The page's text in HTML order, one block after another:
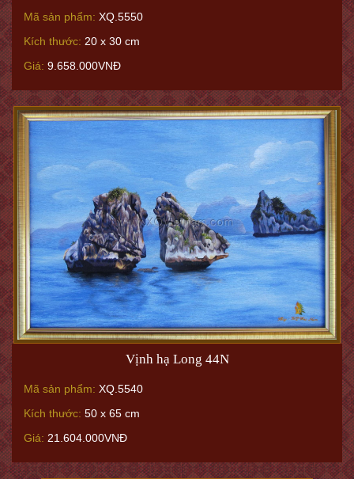
Mã sản phẩm: XQ.5550
Kích thước: 20 x 30 cm
Giá: 9.658.000VNĐ
Vịnh hạ Long 44N
Mã sản phẩm: XQ.5540
Kích thước: 50 x 65 cm
Giá: 21.604.000VNĐ